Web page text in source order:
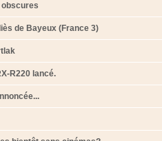
obscures
de Bayeux (France 3)
R220 lancé.